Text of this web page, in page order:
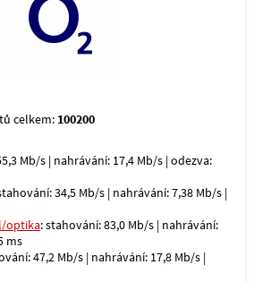
celkem: 100200
Mb/s | nahrávání: 17,4 Mb/s | odezva:
34,5 Mb/s | nahrávání: 7,38 Mb/s |
optika: stahování: 83,0 Mb/s | nahrávání:
ms
47,2 Mb/s | nahrávání: 17,8 Mb/s |